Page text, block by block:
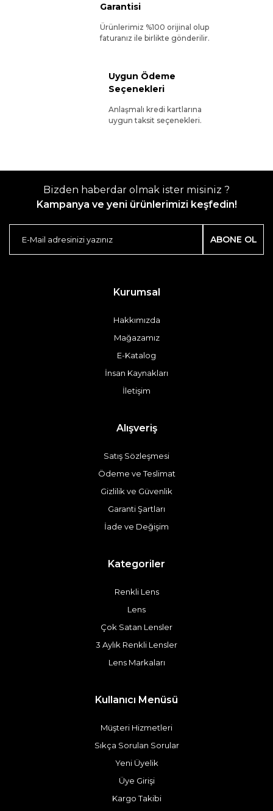
Garantisi
Ürünlerimiz %100 orijinal olup
faturanız ile birlikte gönderilir.
Uygun Ödeme
Seçenekleri
Anlaşmalı kredi kartlarına
uygun taksit seçenekleri.
Bizden haberdar olmak ister misiniz ?
Kampanya ve yeni ürünlerimizi keşfedin!
ABONE OL
Kurumsal
Hakkımızda
Mağazamız
E-Katalog
İnsan Kaynakları
İletişim
Alışveriş
Satış Sözleşmesi
Ödeme ve Teslimat
Gizlilik ve Güvenlik
Garanti Şartları
İade ve Değişim
Kategoriler
Renkli Lens
Lens
Çok Satan Lensler
3 Aylık Renkli Lensler
Lens Markaları
Kullanıcı Menüsü
Müşteri Hizmetleri
Sıkça Sorulan Sorular
Yeni Üyelik
Üye Girişi
Kargo Takibi